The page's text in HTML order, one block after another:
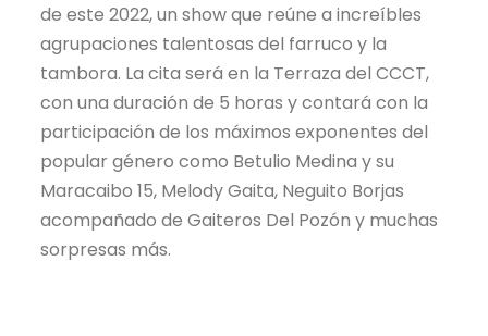
de este 2022, un show que reúne a increíbles
agrupaciones talentosas del farruco y la
tambora. La cita será en la Terraza del CCCT,
con una duración de 5 horas y contará con la
participación de los máximos exponentes del
popular género como Betulio Medina y su
Maracaibo 15, Melody Gaita, Neguito Borjas
acompañado de Gaiteros Del Pozón y muchas
sorpresas más.